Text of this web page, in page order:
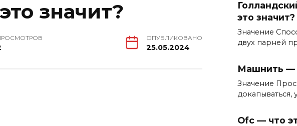
значит?
ОПУБЛИКОВАНО
25.05.2024
это значит?
Значение
двух парней
Машнить —
Значение
докапываться,
Ofc — что